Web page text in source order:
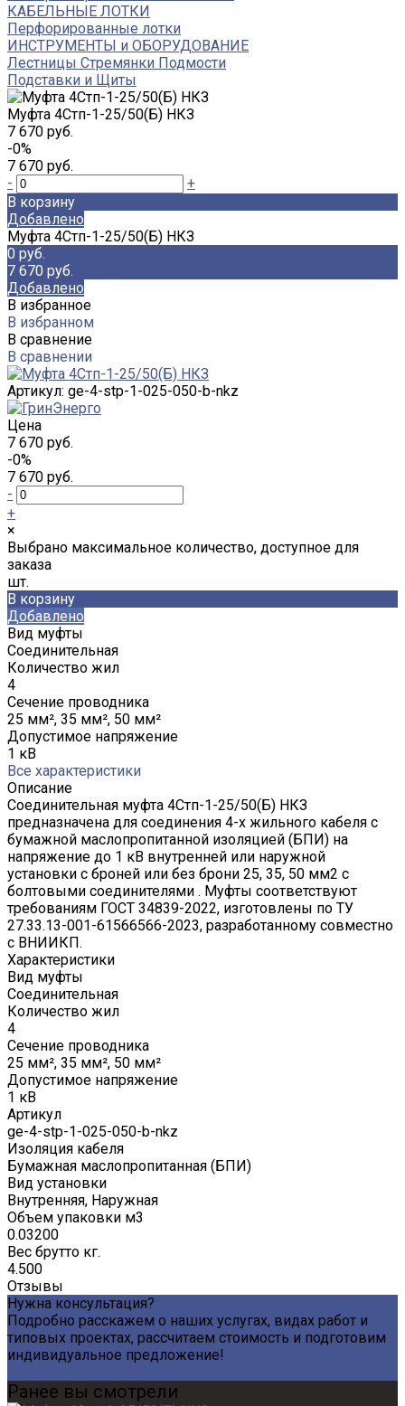
КАБЕЛЬНЫЕ ЛОТКИ
Перфорированные лотки
ИНСТРУМЕНТЫ и ОБОРУДОВАНИЕ
Лестницы Стремянки Подмости
Подставки и Щиты
Муфта 4Стп-1-25/50(Б) НКЗ
7 670 руб.
-0%
7 670 руб.
-
+
В корзину
Добавлено
Муфта 4Стп-1-25/50(Б) НКЗ
0 руб.
7 670 руб.
Добавлено
В избранное
В избранном
В сравнение
В сравнении
Артикул: ge-4-stp-1-025-050-b-nkz
Цена
7 670 руб.
-0%
7 670 руб.
-
+
×
Выбрано максимальное количество, доступное для
заказа
шт.
В корзину
Добавлено
Вид муфты
Соединительная
Количество жил
4
Сечение проводника
25 мм², 35 мм², 50 мм²
Допустимое напряжение
1 кВ
Все характеристики
Описание
Соединительная муфта 4Стп-1-25/50(Б) НКЗ
предназначена для соединения 4-х жильного кабеля с
бумажной маслопропитанной изоляцией (БПИ) на
напряжение до 1 кВ внутренней или наружной
установки с броней или без брони 25, 35, 50 мм2 с
болтовыми соединителями . Муфты соответствуют
требованиям ГОСТ 34839-2022, изготовлены по ТУ
27.33.13-001-61566566-2023, разработанному совместно
с ВНИИКП.
Характеристики
Вид муфты
Соединительная
Количество жил
4
Сечение проводника
25 мм², 35 мм², 50 мм²
Допустимое напряжение
1 кВ
Артикул
ge-4-stp-1-025-050-b-nkz
Изоляция кабеля
Бумажная маслопропитанная (БПИ)
Вид установки
Внутренняя, Наружная
Объем упаковки м3
0.03200
Вес брутто кг.
4.500
Отзывы
Нужна консультация?
Подробно расскажем о наших услугах, видах работ и
типовых проектах, рассчитаем стоимость и подготовим
индивидуальное предложение!
Ранее вы смотрели